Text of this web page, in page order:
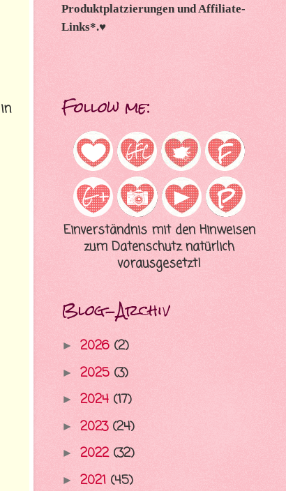
Produktplatzierungen und Affiliate-
Links*.♥
Follow me:
Einverständnis mit den Hinweisen
zum Datenschutz natürlich
vorausgesetzt!
Blog-Archiv
► 2026 (2)
► 2025 (3)
► 2024 (17)
► 2023 (24)
► 2022 (32)
► 2021 (45)